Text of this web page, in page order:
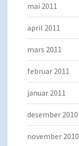
mai 2011
april 2011
mars 2011
februar 2011
januar 2011
desember 2010
november 2010